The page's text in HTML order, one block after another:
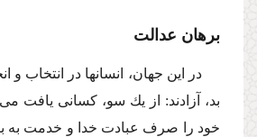
برهان عدالت
در این جهان، انسانها در انتخاب و
بد، آزادند: از یك سو، كسانى یافت
خود را صرف عبادت خدا و خدمت به